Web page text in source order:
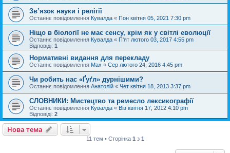
Зв’язок науки і релігії
Останнє повідомлення Кувалда « Пон квітня 05, 2021 7:30 pm
Ніщо в біології не має сенсу, крім як у світлі еволюції
Останнє повідомлення Кувалда « П'ят лютого 03, 2017 4:55 pm
Відповіді: 1
Нормативні видання для перекладу
Останнє повідомлення Max « Сер лютого 24, 2016 4:45 pm
Чи робить нас «Ґуґл» дурнішими?
Останнє повідомлення Анатолій « Чет квітня 18, 2013 3:37 pm
СЛОВНИКИ: Мистецтво та ремесло лексикографії
Останнє повідомлення Кувалда « Вів квітня 17, 2012 4:10 pm
Відповіді: 2
Нова тема
11 тем • Сторінка 1 з 1